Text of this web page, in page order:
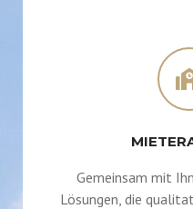
Gemeinsam mit
Lösungen, die